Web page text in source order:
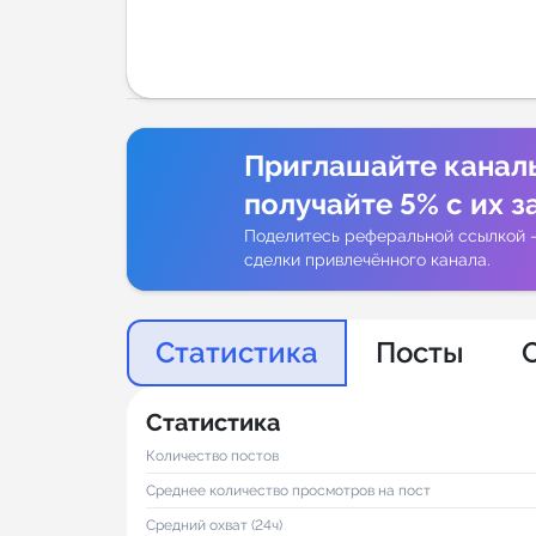
Приглашайте
получайте 5% с их
Поделитесь реферальной ссылкой
сделки привлечённого канала.
Статистика Посты
Статистика
Количество постов
Среднее количество просмотров на пост
Средний охват (24ч)